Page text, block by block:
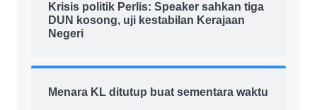
Krisis politik Perlis: Speaker sahkan tiga
DUN kosong, uji kestabilan Kerajaan
Negeri
Menara KL ditutup buat sementara waktu